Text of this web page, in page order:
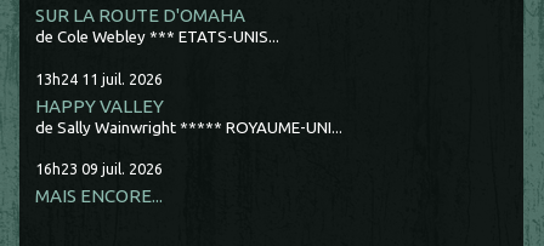
SUR LA ROUTE D'OMAHA
de Cole Webley *** ETATS-UNIS...
13h24 11 juil. 2026
HAPPY VALLEY
de Sally Wainwright ***** ROYAUME-UNI...
16h23 09 juil. 2026
MAIS ENCORE...